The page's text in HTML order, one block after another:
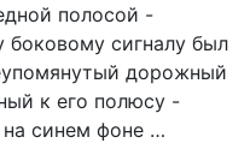
полосой -
боковому сигналу был
дорожный
к его полюсу -
на синем фоне …